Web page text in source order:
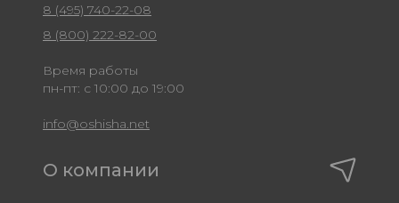
8 (495) 740-22-08
8 (800) 222-82-00
Время работы
пн-пт: с 10:00 до 19:00
info@oshisha.net
О компании